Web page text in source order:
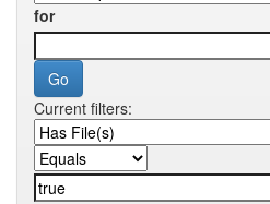
for
Current filters: